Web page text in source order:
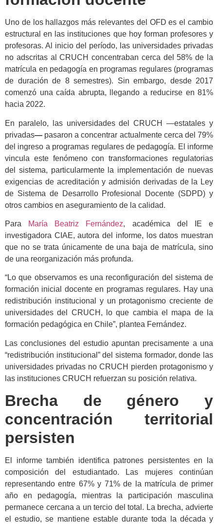
Uno de los hallazgos más relevantes del OFD es el cambio
estructural en las instituciones que hoy forman profesores y
profesoras. Al inicio del período, las universidades privadas
no adscritas al CRUCH concentraban cerca del 58% de la
matrícula en pedagogía en programas regulares (programas
de duración de 8 semestres). Sin embargo, desde 2017
comenzó una caída abrupta, llegando a reducirse en 81%
hacia 2022.
En paralelo, las universidades del CRUCH —estatales y
privadas— pasaron a concentrar actualmente cerca del 79%
del ingreso a programas regulares de pedagogía. El informe
vincula este fenómeno con transformaciones regulatorias
del sistema, particularmente la implementación de nuevas
exigencias de acreditación y admisión derivadas de la Ley
de Sistema de Desarrollo Profesional Docente (SDPD) y
otros cambios en aseguramiento de la calidad.
Para María Beatriz Fernández, académica del IE e
investigadora CIAE, autora del informe, los datos muestran
que no se trata únicamente de una baja de matrícula, sino
de una reorganización más profunda.
“Lo que observamos es una reconfiguración del sistema de
formación inicial docente en programas regulares. Hay una
redistribución institucional y un protagonismo creciente de
universidades del CRUCH, lo que cambia el mapa de la
formación pedagógica en Chile”, plantea Fernández.
Las conclusiones del estudio apuntan precisamente a una
“redistribución institucional” del sistema formador, donde las
universidades privadas no CRUCH pierden protagonismo y
las instituciones CRUCH refuerzan su posición relativa.
Brecha de género y
concentración territorial
persisten
El informe también identifica patrones persistentes en la
composición del estudiantado. Las mujeres continúan
representando entre 67% y 71% de la matrícula de primer
año en pedagogía, mientras la participación masculina
permanece cercana a un tercio del total. La brecha, advierte
el estudio, se mantiene estable durante toda la década y